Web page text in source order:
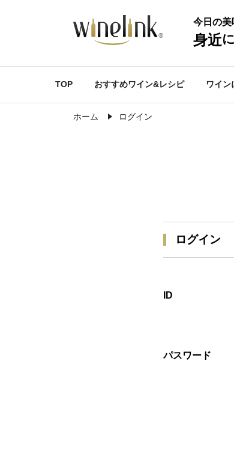
今日の美
身近に
TOP おすすめワイン&レシピ ワイン
ホーム ログイン
ログイン
ID
パスワード